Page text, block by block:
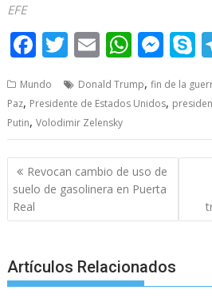
EFE
F
e
b
o
o
k
T
itt
er
E
ai
l
W
at
A
p
p
M
ss
e
n
g
er
S
y
e
Mundo Donald Trump,fin de la
Paz, Presidente de Estados Unidos,
Putin,Volodimir Zelensky
Post
navigation
Revocan cambio de uso de
suelo de gasolinera en Puerta
Real
Artículos Relacionados